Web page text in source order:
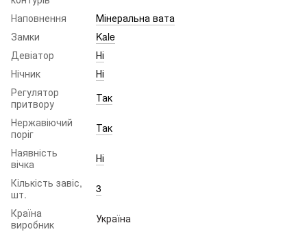
Наповнення
Мінеральна вата
Замки
Kale
Девіатор
Ні
Нічник
Ні
Регулятор
притвору
Так
Нержавіючий
поріг
Так
Наявність
вічка
Ні
Кількість завіс,
шт.
3
Країна
виробник
Україна